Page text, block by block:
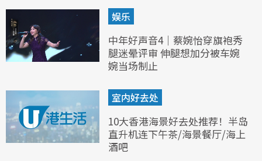
娱乐
中年好声音4｜蔡婉怡穿旗袍秀
腿迷晕评审 伸腿想加分被车婉
婉当场制止
室内好去处
10大香港海景好去处推荐！半岛
直升机连下午茶/海景餐厅/海上
酒吧